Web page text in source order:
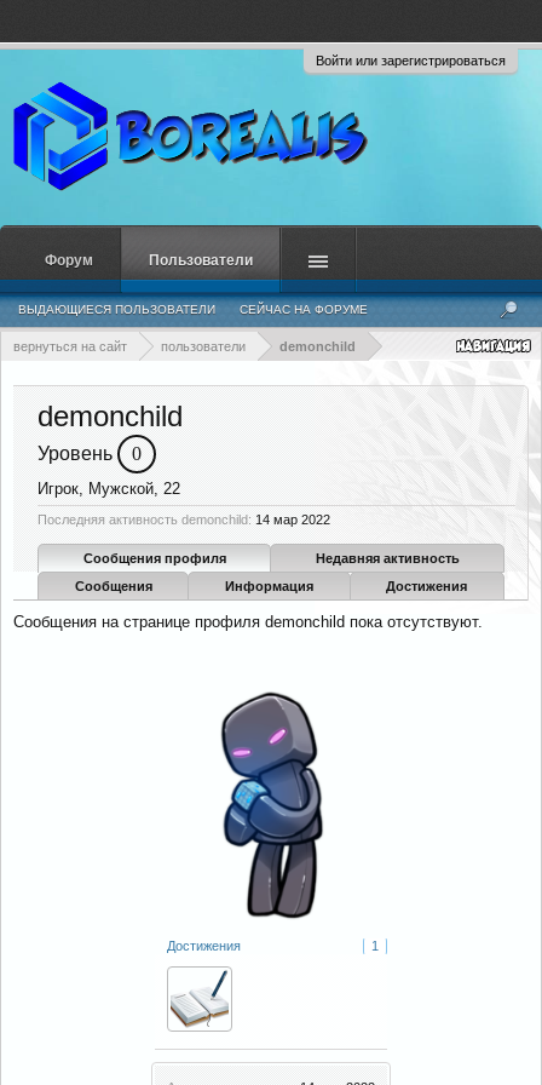
Войти или зарегистрироваться
вернуться на сайт пользователи demonchild
Достижения 1
demonchild
Уровень 0
Игрок, Мужской, 22
Последняя активность demonchild: 14 мар 2022
Сообщения профиля
Недавняя активность
Сообщения
Информация Достижения
Сообщения на странице профиля demonchild пока отсутствуют.
Форум Пользователи
ВЫДАЮЩИЕСЯ ПОЛЬЗОВАТЕЛИ СЕЙЧАС НА ФОРУМЕ
НЕДАВНЯЯ АКТИВНОСТЬ НОВЫЕ СООБЩЕНИЯ ПРОФИЛЯ